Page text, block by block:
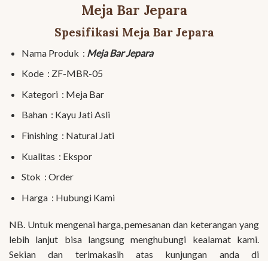
Meja Bar Jepara
Spesifikasi Meja Bar Jepara
Nama Produk : Meja Bar Jepara
Kode : ZF-MBR-05
Kategori : Meja Bar
Bahan : Kayu Jati Asli
Finishing : Natural Jati
Kualitas : Ekspor
Stok : Order
Harga : Hubungi Kami
NB. Untuk mengenai harga, pemesanan dan keterangan yang
lebih lanjut bisa langsung menghubungi kealamat kami.
Sekian dan terimakasih atas kunjungan anda di